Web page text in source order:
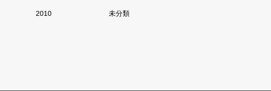
2010 未分類